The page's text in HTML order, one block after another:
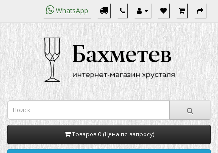
WhatsApp
Товаров 0 (Цена по запросу)